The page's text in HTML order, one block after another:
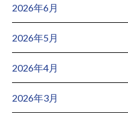
2026年6月
2026年5月
2026年4月
2026年3月